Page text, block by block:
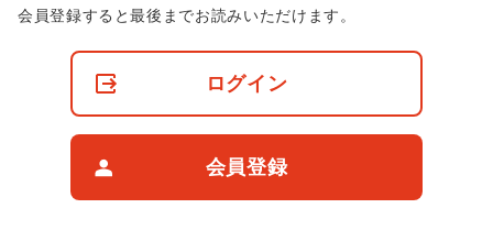
非
会員登録すると最後までお読みいただけます。
ログイン
会員登録